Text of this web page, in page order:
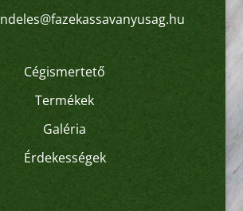
Cégismertető
Termékek
Galéria
Érdekességek